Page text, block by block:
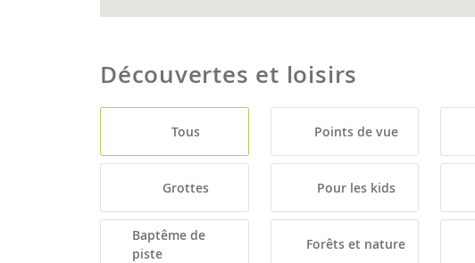
Découvertes et loisirs
Tous Points de vue
Grottes Pour les kids
Baptême de
piste
Forêts et nature